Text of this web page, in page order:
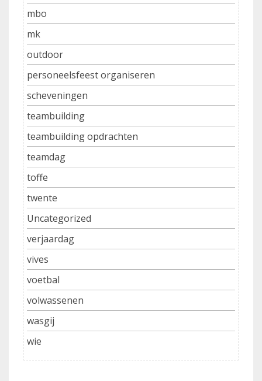
mbo
mk
outdoor
personeelsfeest organiseren
scheveningen
teambuilding
teambuilding opdrachten
teamdag
toffe
twente
Uncategorized
verjaardag
vives
voetbal
volwassenen
wasgij
wie